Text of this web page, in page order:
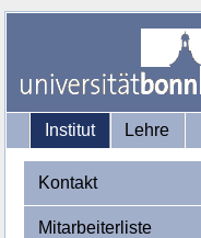
Institut Lehre
Kontakt
Mitarbeiterliste